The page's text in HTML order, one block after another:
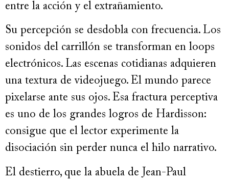
entre la acción y el extrañamiento.
Su percepción se desdobla con frecuencia. Los
sonidos del carrillón se transforman en loops
electrónicos. Las escenas cotidianas adquieren
una textura de videojuego. El mundo parece
pixelarse ante sus ojos. Esa fractura perceptiva
es uno de los grandes logros de Hardisson:
consigue que el lector experimente la
disociación sin perder nunca el hilo narrativo.
El destierro, que la abuela de Jean-Paul